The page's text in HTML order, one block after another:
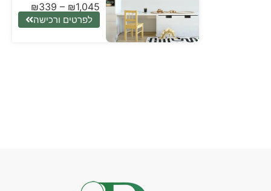
₪339 – ₪1,045
לפרטים ורכישה